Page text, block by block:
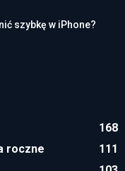
szybkę w iPhone?
168
roczne
111